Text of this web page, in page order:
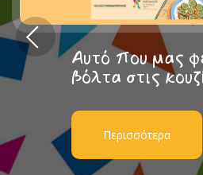
Αυτό που μας
βόλτα στις
Περισσότερα